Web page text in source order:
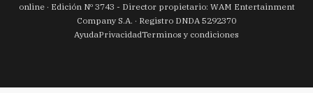
online · Edición Nº 3743 - Director propietario: WAM Entertainment
Company S.A. · Registro DNDA 5292370
AyudaPrivacidadTerminos y condiciones